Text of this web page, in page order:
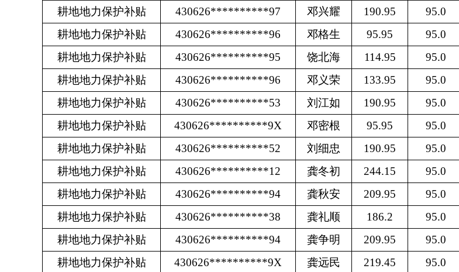
耕地地力保护补贴
430626**********97 邓兴耀 190.95 95.0
耕地地力保护补贴
430626**********96 邓格生 95.95 95.0
耕地地力保护补贴
430626**********95 饶北海 114.95 95.0
耕地地力保护补贴
430626**********96 邓义荣 133.95 95.0
耕地地力保护补贴
430626**********53 刘江如 190.95 95.0
耕地地力保护补贴
430626**********9X 邓密根 95.95 95.0
耕地地力保护补贴
430626**********52 刘细忠 190.95 95.0
耕地地力保护补贴
430626**********12 龚冬初 244.15 95.0
耕地地力保护补贴
430626**********94 龚秋安 209.95 95.0
耕地地力保护补贴
430626**********38 龚礼顺 186.2 95.0
耕地地力保护补贴
430626**********94 龚争明 209.95 95.0
耕地地力保护补贴
430626**********9X 龚远民 219.45 95.0